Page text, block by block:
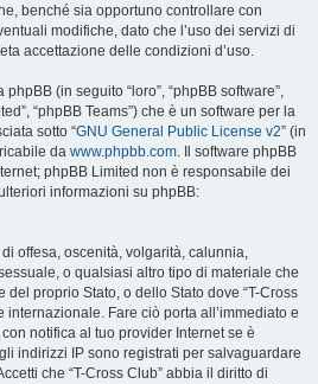
benché sia opportuno controllare con
modifiche, dato che l’uso dei servizi di
accettazione delle condizioni d’uso.
(in seguito “loro”, “phpBB software”,
“phpBB Teams”) che è un software per la
sotto “GNU General Public License v2” (in
da www.phpbb.com. Il software phpBB
phpBB Limited non è responsabile dei
informazioni su phpBB:
offesa, oscenità, volgarità, calunnia,
o qualsiasi altro tipo di materiale che
proprio Stato, o dello Stato dove “T-Cross
internazionale. Fare ciò porta all’immediato e
notifica al tuo provider Internet se è
indirizzi IP sono registrati per salvaguardare
che “T-Cross Club” abbia il diritto di